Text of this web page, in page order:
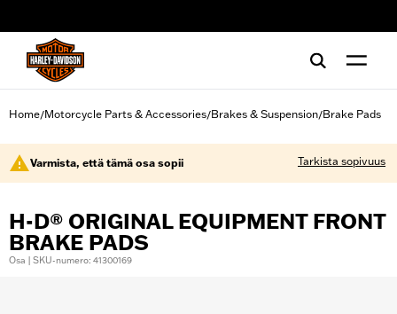
Home/Motorcycle Parts & Accessories/Brakes & Suspension/Brake Pads
Varmista, että tämä osa sopii Tarkista sopivuus
H-D® ORIGINAL EQUIPMENT FRONT
BRAKE PADS
Osa | SKU-numero: 41300169